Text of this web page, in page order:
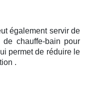
également servir de
chauffe-bain pour
permet de réduire le
.